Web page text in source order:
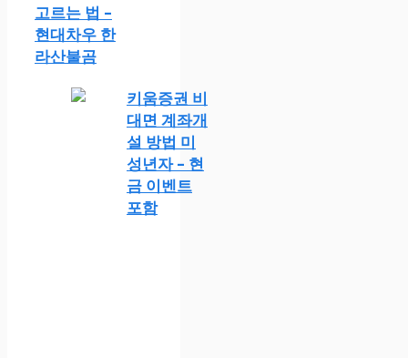
고르는 법 –
현대차우 한
라산불곰
키움증권 비
대면 계좌개
설 방법 미
성년자 – 현
금 이벤트
포함